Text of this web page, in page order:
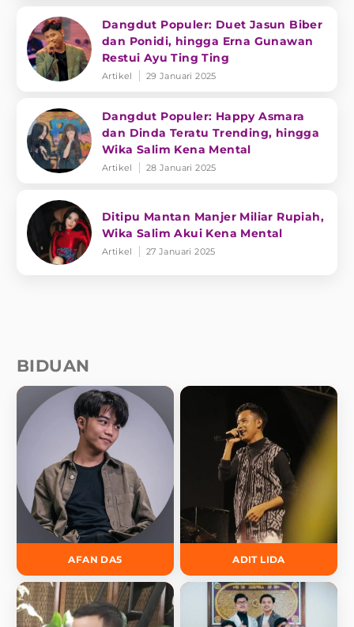
Dangdut Populer: Duet Jasun Biber
dan Ponidi, hingga Erna Gunawan
Restui Ayu Ting Ting
Artikel 29 Januari 2025
Dangdut Populer: Happy Asmara
dan Dinda Teratu Trending, hingga
Wika Salim Kena Mental
Artikel 28 Januari 2025
Ditipu Mantan Manjer Miliar Rupiah,
Wika Salim Akui Kena Mental
Artikel 27 Januari 2025
BIDUAN
AFAN DA5 ADIT LIDA